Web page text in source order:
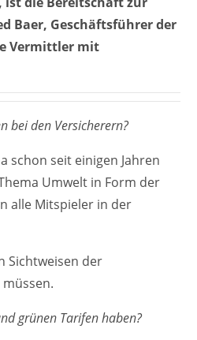
Baer, Geschäftsführer der
Vermittler mit
bei den Versicherern?
schon seit einigen Jahren
Umwelt in Form der
alle Mitspieler in der
Sichtweisen der
grünen Tarifen haben?